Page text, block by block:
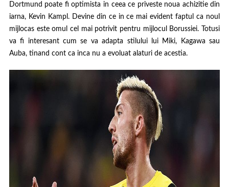
Dortmund poate fi optimista in ceea ce priveste noua achizitie din
iarna, Kevin Kampl. Devine din ce in ce mai evident faptul ca noul
mijlocas este omul cel mai potrivit pentru mijlocul Borussiei. Totusi
va fi interesant cum se va adapta stilului lui Miki, Kagawa sau
Auba, tinand cont ca inca nu a evoluat alaturi de acestia.